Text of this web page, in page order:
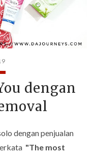
dengan
dengan penjualan
"The most